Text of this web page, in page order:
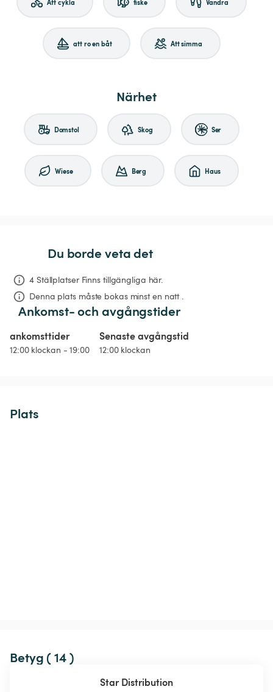
att ro en båt Att simma
Närhet
Domstol Skog Ser
Wiese Berg Haus
Du borde veta det
4 Ställplatser Finns tillgängliga här.
Denna plats måste bokas minst en natt .
Ankomst- och avgångstider
ankomsttider
12:00 klockan - 19:00
Senaste avgångstid
12:00 klockan
Plats
Betyg ( 14 )
Star Distribution